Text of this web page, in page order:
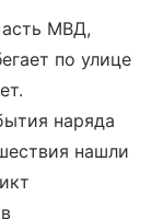
МВД,
по улице
наряда
нашли